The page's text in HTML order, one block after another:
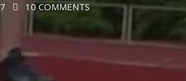
10 COMMENTS